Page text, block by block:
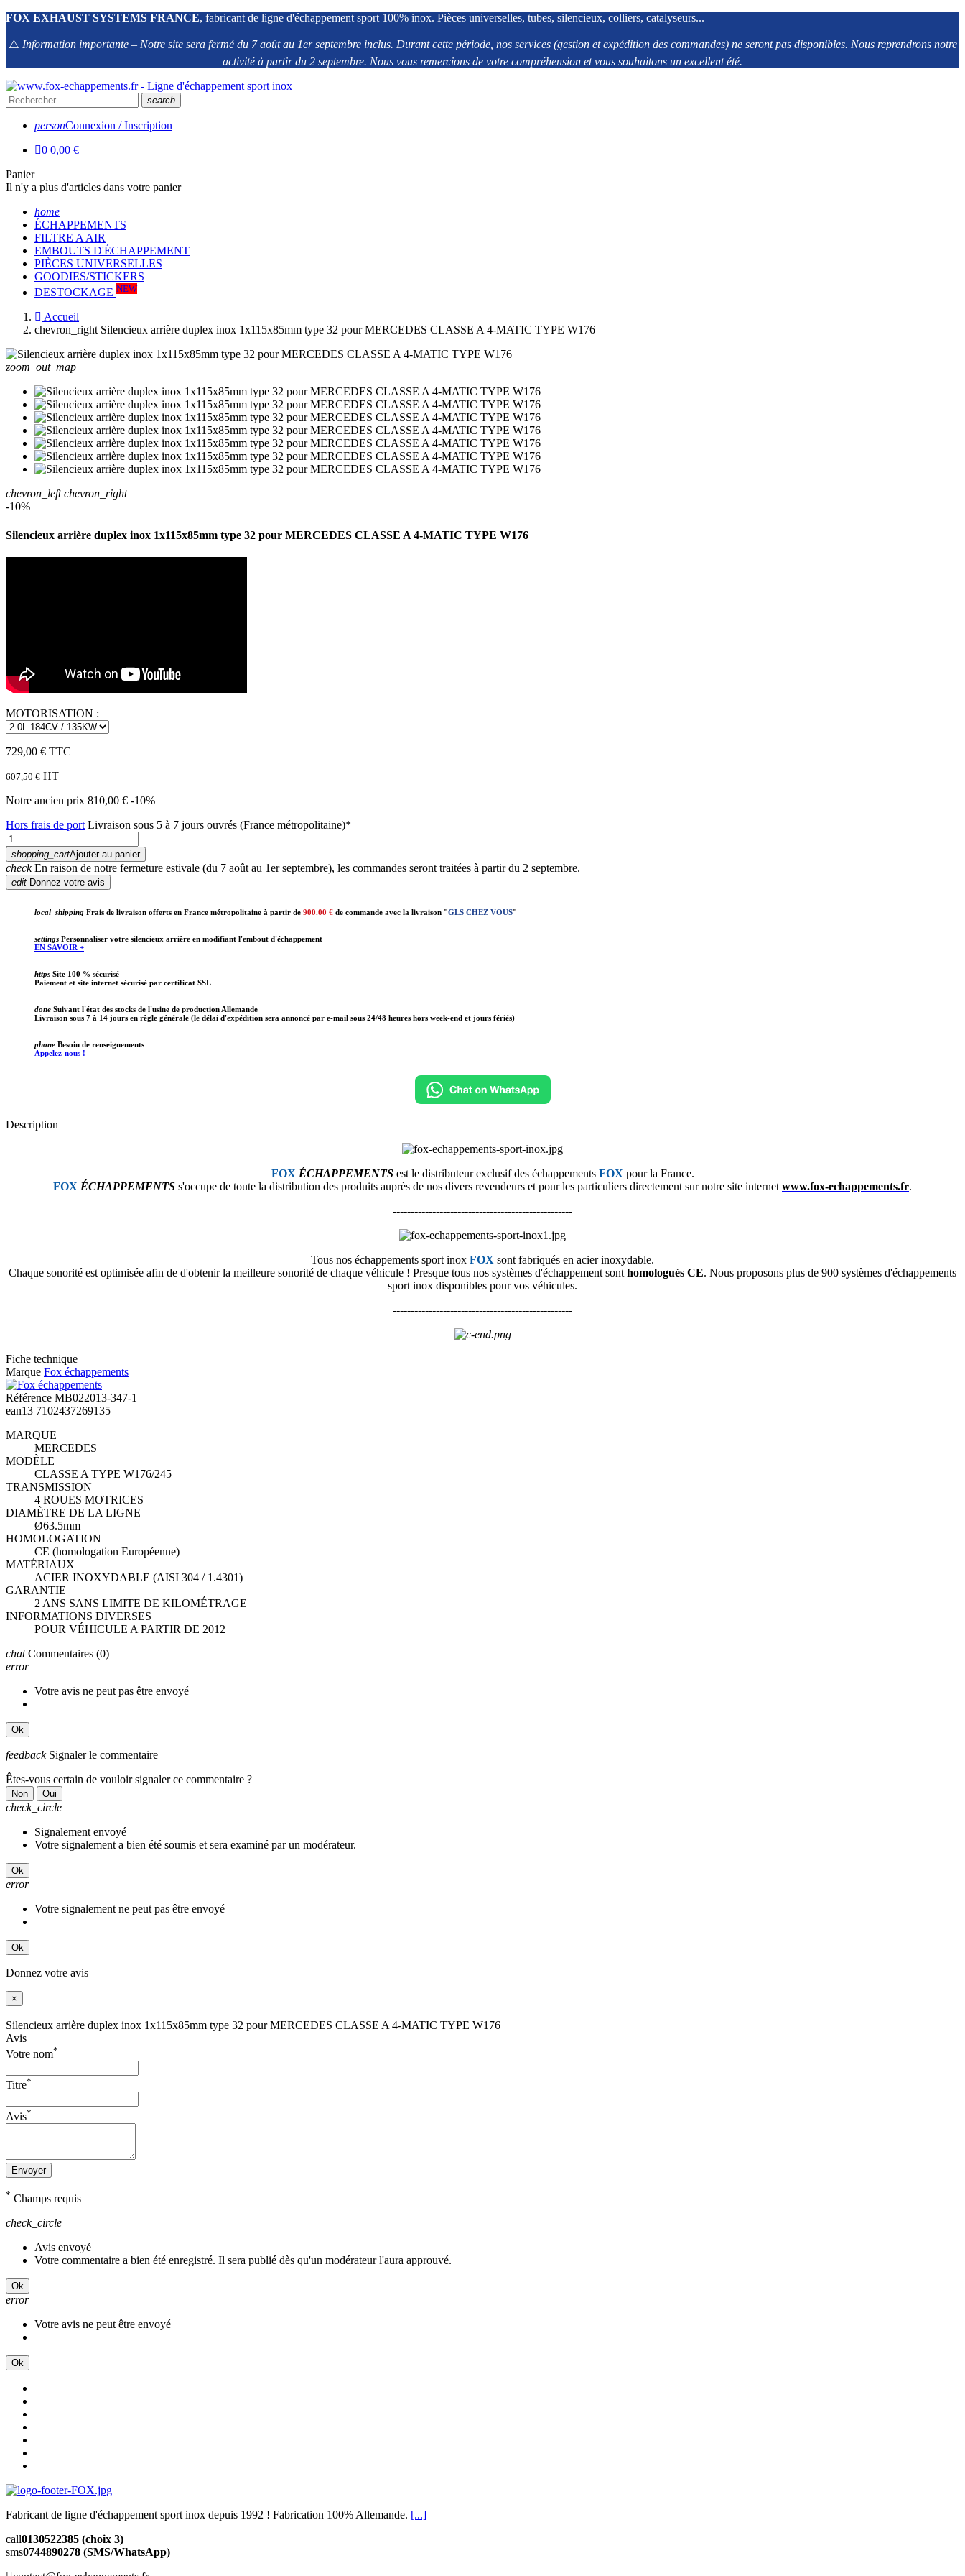
FOX EXHAUST SYSTEMS FRANCE, fabricant de ligne d'échappement sport 100% inox. Pièces universelles, tubes, silencieux, colliers, catalyseurs...
⚠️ Information importante – Notre site sera fermé du 7 août au 1er septembre inclus. Durant cette période, nos services (gestion et expédition des commandes) ne seront pas disponibles. Nous reprendrons notre
activité à partir du 2 septembre. Nous vous remercions de votre compréhension et vous souhaitons un excellent été.
search
personConnexion / Inscription
0 0,00 €
Panier
Il n'y a plus d'articles dans votre panier
home
ÉCHAPPEMENTS
FILTRE A AIR
EMBOUTS D'ÉCHAPPEMENT
PIÈCES UNIVERSELLES
GOODIES/STICKERS
DESTOCKAGE NEW
Accueil
chevron_right Silencieux arrière duplex inox 1x115x85mm type 32 pour MERCEDES CLASSE A 4-MATIC TYPE W176
zoom_out_map
chevron_left chevron_right
-10%
Silencieux arrière duplex inox 1x115x85mm type 32 pour MERCEDES CLASSE A 4-MATIC TYPE W176
MOTORISATION :
729,00 € TTC
607,50 € HT
Notre ancien prix 810,00 € -10%
Hors frais de port Livraison sous 5 à 7 jours ouvrés (France métropolitaine)*
shopping_cartAjouter au panier
checkEn raison de notre fermeture estivale (du 7 août au 1er septembre), les commandes seront traitées à partir du 2 septembre.
edit Donnez votre avis
local_shipping Frais de livraison offerts en France métropolitaine à partir de 900.00 € de commande avec la livraison "GLS CHEZ VOUS"
settings Personnaliser votre silencieux arrière en modifiant l'embout d'échappement
EN SAVOIR +
https Site 100 % sécurisé
Paiement et site internet sécurisé par certificat SSL
done Suivant l'état des stocks de l'usine de production Allemande
Livraison sous 7 à 14 jours en règle générale (le délai d'expédition sera annoncé par e-mail sous 24/48 heures hors week-end et jours fériés)
phone Besoin de renseignements
Appelez-nous !
Description
FOX ÉCHAPPEMENTSest le distributeur exclusif des échappements FOX pour la France.
FOX ÉCHAPPEMENTS s'occupe de toute la distribution des produits auprès de nos divers revendeurs et pour les particuliers directement sur notre site internet www.fox-echappements.fr.
--------------------------------------------------
Tous nos échappements sport inox FOX sont fabriqués en acier inoxydable.
Chaque sonorité est optimisée afin de d'obtenir la meilleure sonorité de chaque véhicule ! Presque tous nos systèmes d'échappement sont homologués CE. Nous proposons plus de 900 systèmes d'échappements
sport inox disponibles pour vos véhicules.
--------------------------------------------------
Fiche technique
Marque Fox échappements
Référence MB022013-347-1
ean13 7102437269135
MARQUE
MERCEDES
MODÈLE
CLASSE A TYPE W176/245
TRANSMISSION
4 ROUES MOTRICES
DIAMÈTRE DE LA LIGNE
Ø63.5mm
HOMOLOGATION
CE (homologation Européenne)
MATÉRIAUX
ACIER INOXYDABLE (AISI 304 / 1.4301)
GARANTIE
2 ANS SANS LIMITE DE KILOMÉTRAGE
INFORMATIONS DIVERSES
POUR VÉHICULE A PARTIR DE 2012
chat Commentaires (0)
error
Votre avis ne peut pas être envoyé
Ok
feedback Signaler le commentaire
Êtes-vous certain de vouloir signaler ce commentaire ?
Non Oui
check_circle
Signalement envoyé
Votre signalement a bien été soumis et sera examiné par un modérateur.
Ok
error
Votre signalement ne peut pas être envoyé
Ok
Donnez votre avis
×
Silencieux arrière duplex inox 1x115x85mm type 32 pour MERCEDES CLASSE A 4-MATIC TYPE W176
Avis
Votre nom*
Titre*
Avis*
Envoyer
* Champs requis
check_circle
Avis envoyé
Votre commentaire a bien été enregistré. Il sera publié dès qu'un modérateur l'aura approuvé.
Ok
error
Votre avis ne peut être envoyé
Ok
Fabricant de ligne d'échappement sport inox depuis 1992 ! Fabrication 100% Allemande. [...]
call0130522385 (choix 3)
sms0744890278 (SMS/WhatsApp)